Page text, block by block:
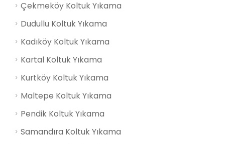
Çekmeköy Koltuk Yıkama
Dudullu Koltuk Yıkama
Kadıköy Koltuk Yıkama
Kartal Koltuk Yıkama
Kurtköy Koltuk Yıkama
Maltepe Koltuk Yıkama
Pendik Koltuk Yıkama
Samandıra Koltuk Yıkama